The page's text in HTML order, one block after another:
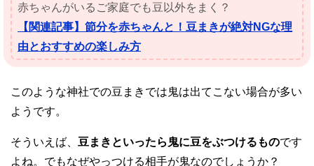
赤ちゃんがいるご家庭でも豆以外をまく？
【関連記事】節分を赤ちゃんと！豆まきが絶対NGな理
由とおすすめの楽しみ方
このような神社での豆まきでは鬼は出てこない場合が多い
ようです。
そういえば、 豆まきといったら鬼に豆をぶつけるものです
よね。でもなぜやっつける相手が鬼なのでしょうか？